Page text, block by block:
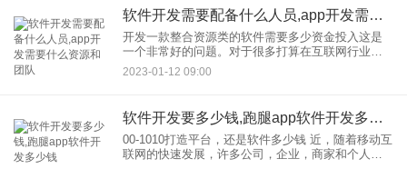
软件开发需要配备什么人员,app开发需要什么资源和团队
开发一款整合资源类的软件需要多少资金投入这是
一个非常好的问题。对于很多打算在互联网行业创
业的人来说，知道一款软件在开发需要多少资源是
非常重要的，这不仅涉及到项目的启动，还涉及到
2023-01-12 09:00
软件开发要多少钱,跑腿app软件开发多少钱
00-1010打造平台，还是软件多少钱 近，随着移动互
联网的快速发展，许多公司，企业，商家和个人都